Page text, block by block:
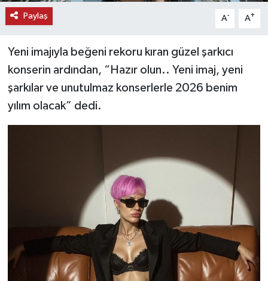
Paylaş A- A+
Yeni imajıyla beğeni rekoru kıran güzel şarkıcı
konserin ardından, “Hazır olun.. Yeni imaj, yeni
şarkılar ve unutulmaz konserlerle 2026 benim
yılım olacak” dedi.
SPOR
TİCARET